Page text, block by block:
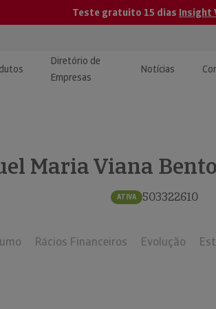
Teste gratuito 15 dias Insight
e Monitorização de
Diretório de
Empresas
Notícias
| Estudos e
Maria Viana
ATIVA 503322610
Rácios Financeiros Evolução